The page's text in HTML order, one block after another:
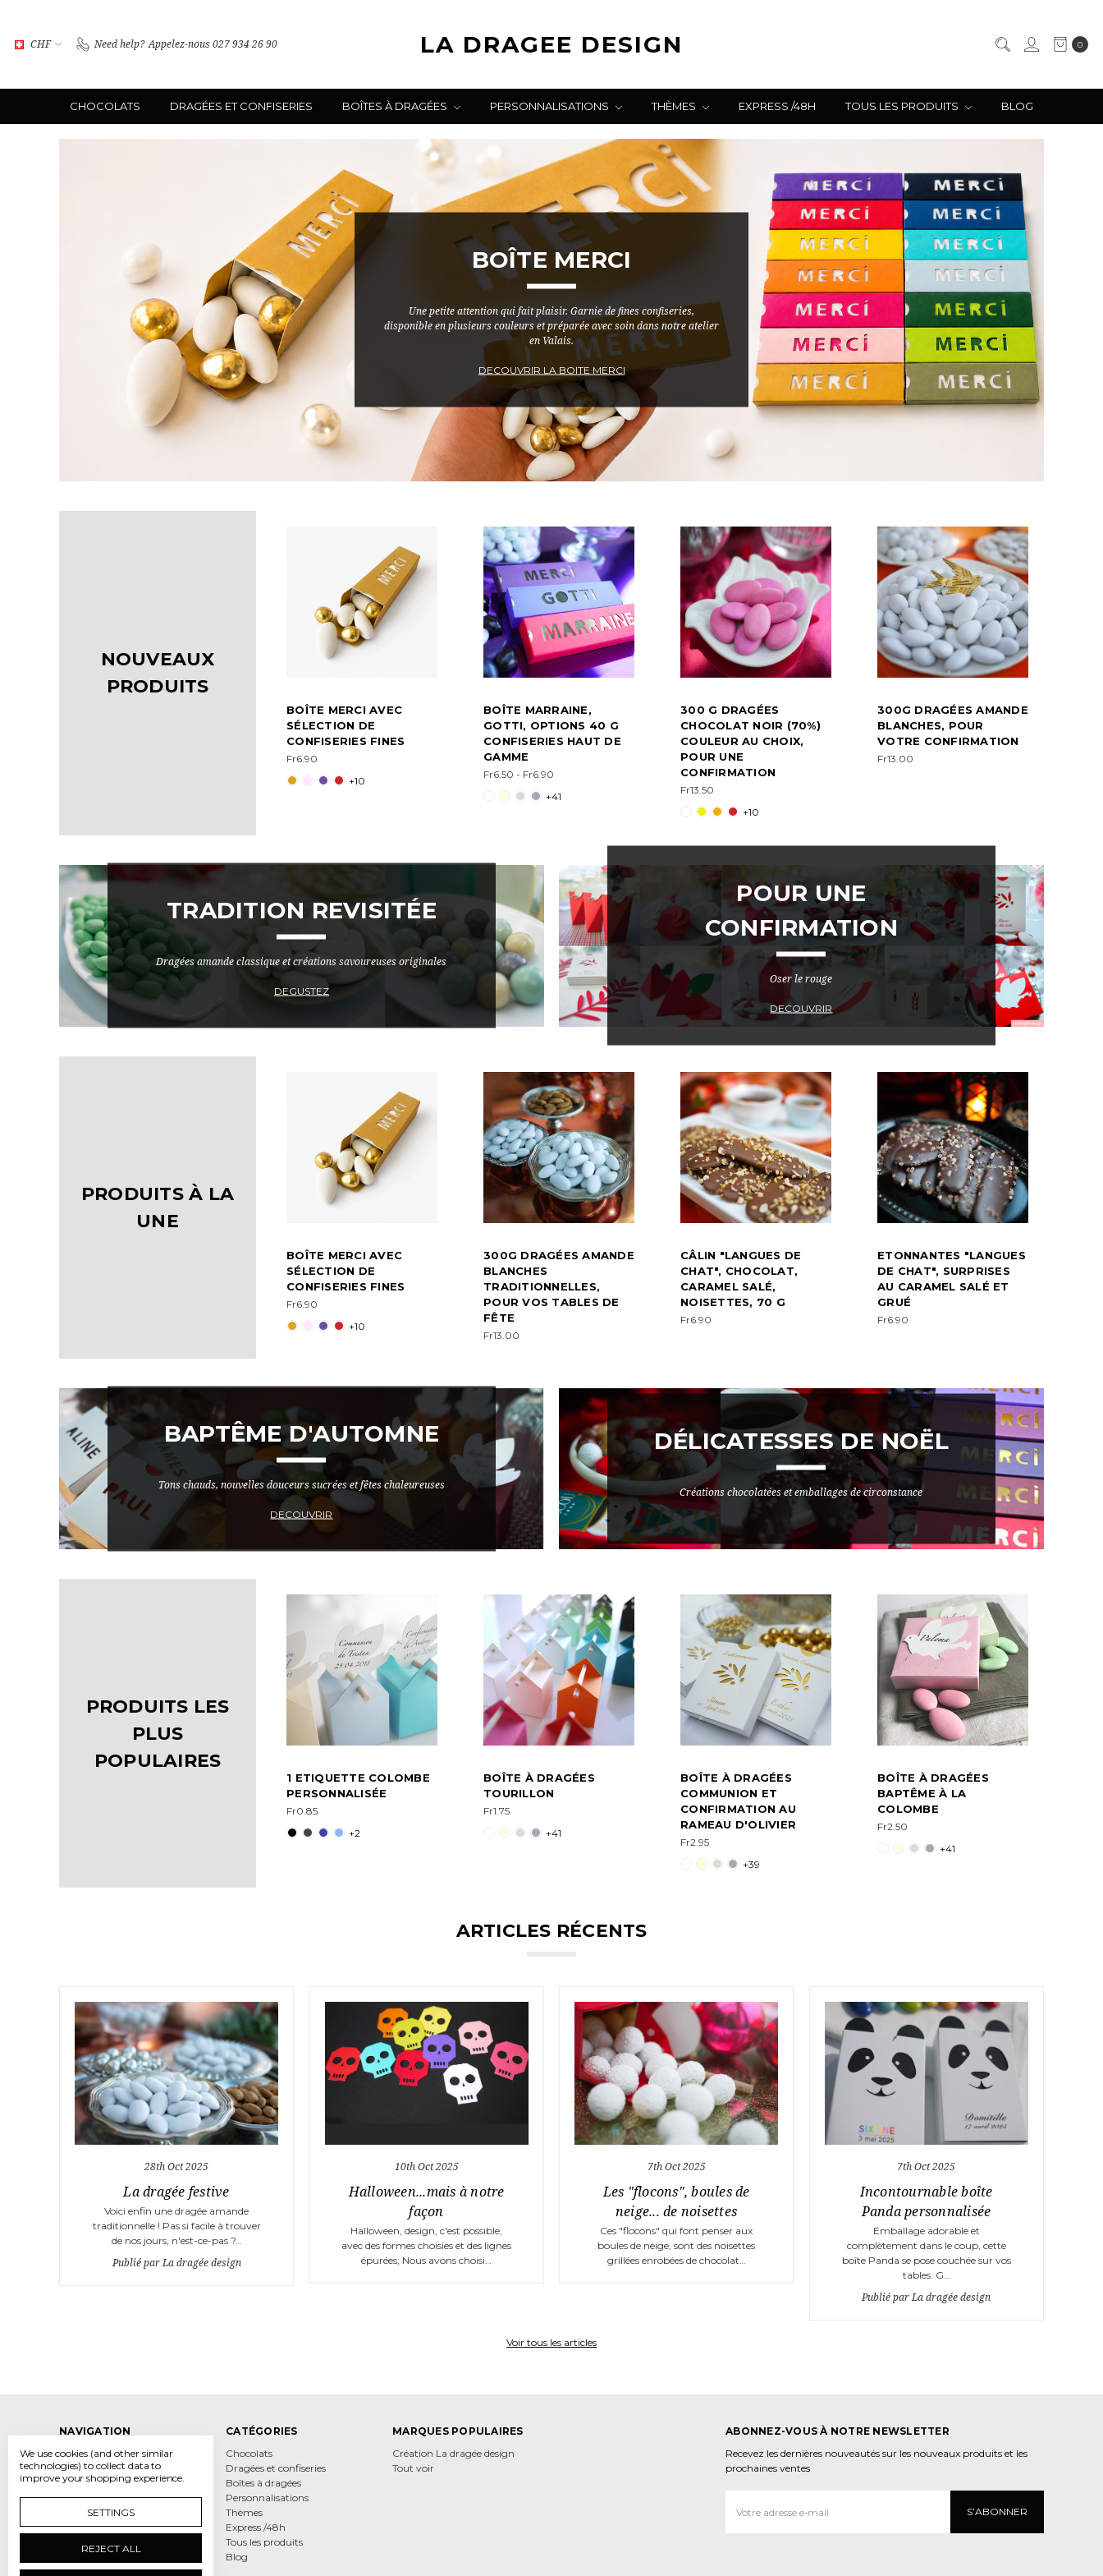
CHF Need help? Appelez-nous 027 934 26 90 0
LA DRAGEE DESIGN
CHOCOLATS DRAGÉES ET CONFISERIES BOÎTES À DRAGÉES PERSONNALISATIONS THÈMES EXPRESS /48H TOUS LES PRODUITS BLOG
BOÎTE MERCI
Une petite attention qui fait plaisir. Garnie de fines confiseries,
disponible en plusieurs couleurs et préparée avec soin dans notre atelier
en Valais.
DECOUVRIR LA BOITE MERCI
NOUVEAUX
PRODUITS
BOÎTE MERCI AVEC
SÉLECTION DE
CONFISERIES FINES
Fr6.90
+10
BOÎTE MARRAINE,
GOTTI, OPTIONS 40 G
CONFISERIES HAUT DE
GAMME
Fr6.50 - Fr6.90
+41
300 G DRAGÉES
CHOCOLAT NOIR (70%)
COULEUR AU CHOIX,
POUR UNE
CONFIRMATION
Fr13.50
+10
300G DRAGÉES AMANDE
BLANCHES, POUR
VOTRE CONFIRMATION
Fr13.00
TRADITION REVISITÉE
Dragées amande classique et créations savoureuses originales
DEGUSTEZ
POUR UNE
CONFIRMATION
Oser le rouge
DECOUVRIR
PRODUITS À LA
UNE
BOÎTE MERCI AVEC
SÉLECTION DE
CONFISERIES FINES
Fr6.90
+10
300G DRAGÉES AMANDE
BLANCHES
TRADITIONNELLES,
POUR VOS TABLES DE
FÊTE
Fr13.00
CÂLIN "LANGUES DE
CHAT", CHOCOLAT,
CARAMEL SALÉ,
NOISETTES, 70 G
Fr6.90
ETONNANTES "LANGUES
DE CHAT", SURPRISES
AU CARAMEL SALÉ ET
GRUÉ
Fr6.90
BAPTÊME D'AUTOMNE
Tons chauds, nouvelles douceurs sucrées et fêtes chaleureuses
DECOUVRIR
DÉLICATESSES DE NOËL
Créations chocolatées et emballages de circonstance
PRODUITS LES
PLUS
POPULAIRES
1 ETIQUETTE COLOMBE
PERSONNALISÉE
Fr0.85
+2
BOÎTE À DRAGÉES
TOURILLON
Fr1.75
+41
BOÎTE À DRAGÉES
COMMUNION ET
CONFIRMATION AU
RAMEAU D'OLIVIER
Fr2.95
+39
BOÎTE À DRAGÉES
BAPTÊME À LA
COLOMBE
Fr2.50
+41
ARTICLES RÉCENTS
28th Oct 2025
La dragée festive
Voici enfin une dragée amande
traditionnelle ! Pas si facile à trouver
de nos jours, n'est-ce-pas ?…
Publié par La dragée design
10th Oct 2025
Halloween...mais à notre
façon
Halloween, design, c'est possible,
avec des formes choisies et des lignes
épurées; Nous avons choisi…
7th Oct 2025
Les "flocons", boules de
neige... de noisettes
Ces "flocons" qui font penser aux
boules de neige, sont des noisettes
grillées enrobées de chocolat…
7th Oct 2025
Incontournable boîte
Panda personnalisée
Emballage adorable et
complètement dans le coup, cette
boîte Panda se pose couchée sur vos
tables. G…
Publié par La dragée design
Voir tous les articles
NAVIGATION
Contactez-nous
La livraison en Suisse
Conditions d'utilisation
Dragee Design Schweiz
La dragée design FR/BE
La dragée design Italiano
Plan du site
CATÉGORIES
Chocolats
Dragées et confiseries
Boîtes à dragées
Personnalisations
Thèmes
Express /48h
Tous les produits
Blog
MARQUES POPULAIRES
Création La dragée design
Tout voir
ABONNEZ-VOUS À NOTRE NEWSLETTER
Recevez les dernières nouveautés sur les nouveaux produits et les
prochaines ventes
e‑mail
We use cookies (and other similar
technologies) to collect data to
improve your shopping experience.
SETTINGS
REJECT ALL